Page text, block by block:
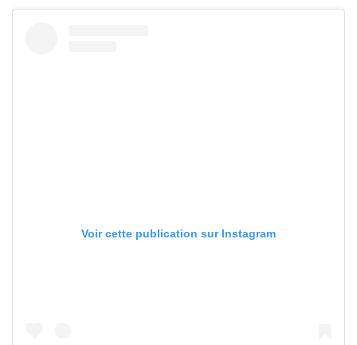
Voir cette publication sur Instagram